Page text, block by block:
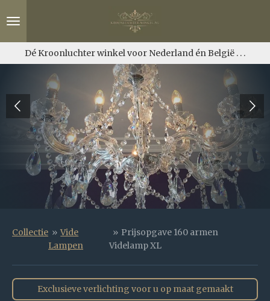
direct
hoofdinhoud
Dé Kroonluchter winkel voor Nederland én België . . .
Collectie » Vide
Lampen
» Prijsopgave 160 armen
Videlamp XL
Exclusieve verlichting voor u op maat gemaakt